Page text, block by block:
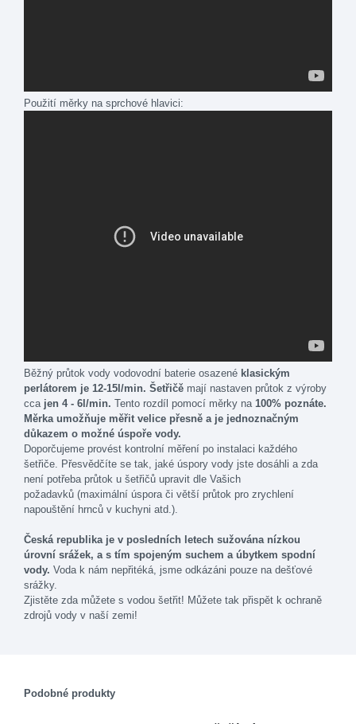
Použití měrky na sprchové hlavici:
Běžný průtok vody vodovodní baterie osazené klasickým
perlátorem je 12-15l/min. Šetřičě mají nastaven průtok z výroby
cca jen 4 - 6l/min. Tento rozdíl pomocí měrky na100% poznáte.
Měrka umožňuje měřit velice přesně a je jednoznačným
důkazem o možné úspoře vody.
Doporčujeme provést kontrolní měření po instalaci každého
šetřiče. Přesvědčíte se tak, jaké úspory vody jste dosáhli a zda
není potřeba průtok u šetřičů upravit dle Vašich
požadavků (maximální úspora či větší průtok pro zrychlení
napouštění hrnců v kuchyni atd.).
Česká republika je v posledních letech sužována nízkou
úrovní srážek, a s tím spojeným suchem a úbytkem spodní
vody. Voda k nám nepřitéká, jsme odkázáni pouze na dešťové
srážky.
Zjistěte zda můžete s vodou šetřit! Můžete tak přispět k ochraně
zdrojů vody v naší zemi!
Podobné produkty